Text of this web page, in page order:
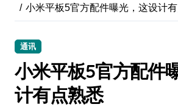
小米平板5官方配件曝光，这设计
通讯
小米平板5官方配件
计有点熟悉